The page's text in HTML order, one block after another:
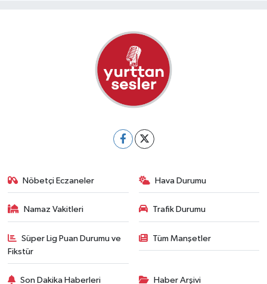
Nöbetçi Eczaneler Hava Durumu
Namaz Vakitleri Trafik Durumu
Süper Lig Puan Durumu ve
Fikstür
Tüm Manşetler
Son Dakika Haberleri Haber Arşivi